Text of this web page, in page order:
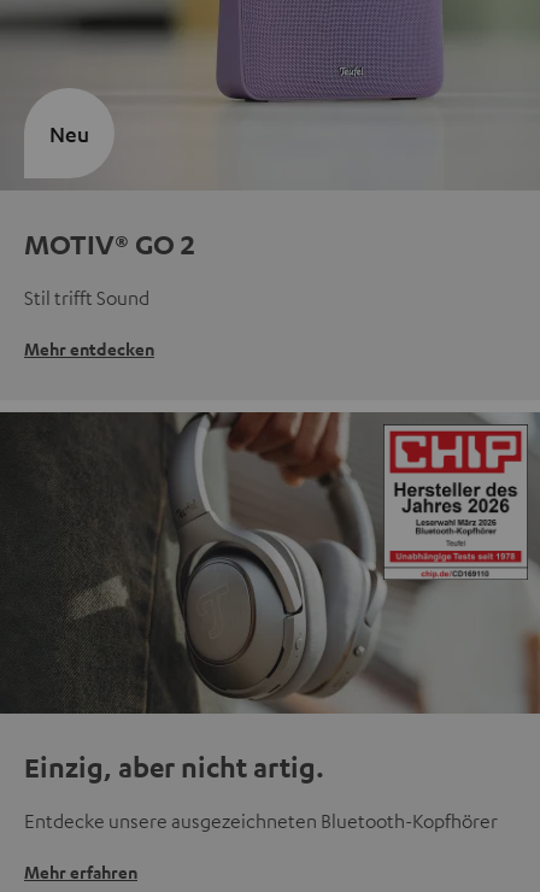
MOTIV® GO 2
Stil trifft Sound
Mehr entdecken
Neu
Einzig, aber nicht artig.
Entdecke unsere ausgezeichneten Bluetooth-Kopfhörer
Mehr erfahren